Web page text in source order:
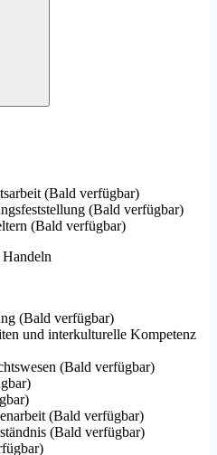
(Bald verfügbar)
(Bald verfügbar)
(Bald verfügbar)
(Bald verfügbar)
und interkulturelle Kompetenz
(Bald verfügbar)
)
)
(Bald verfügbar)
(Bald verfügbar)
)